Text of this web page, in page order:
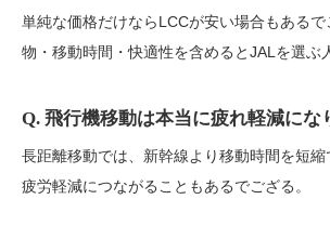
単純な価格だけならLCCが安い場合もある
物・移動時間・快適性を含めるとJALを選ぶ
Q. 飛行機移動は本当に疲れ軽減にな
長距離移動では、新幹線より移動時間を短縮
疲労軽減につながることもあるでござる。